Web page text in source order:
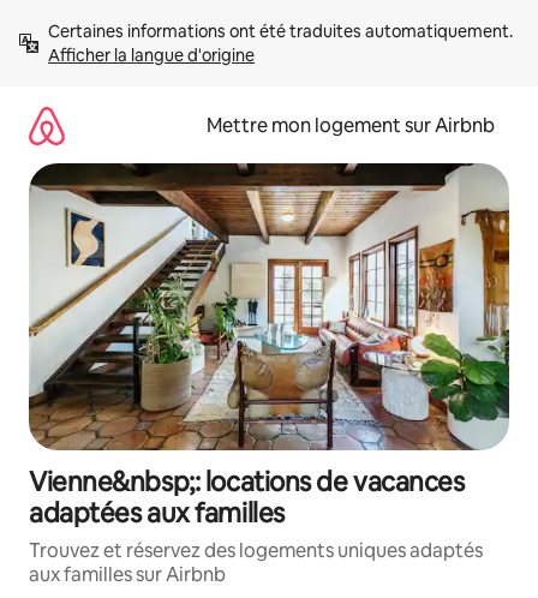
directement
Afficher la langue d'origine
Mettre mon logement sur Airbnb
Vienne&nbsp;: locations de vacances
adaptées aux familles
Trouvez et réservez des logements uniques adaptés
aux familles sur Airbnb